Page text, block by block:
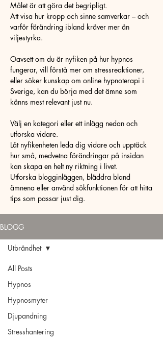
Målet är att göra det begripligt.
Att visa hur kropp och sinne samverkar – och
varför förändring ibland kräver mer än
viljestyrka.
Oavsett om du är nyfiken på hur hypnos
fungerar, vill förstå mer om stressreaktioner,
eller söker kunskap om online hypnoterapi i
Sverige, kan du börja med det ämne som
känns mest relevant just nu.
Välj en kategori eller ett inlägg nedan och
utforska vidare.
Låt nyfikenheten leda dig vidare och upptäck
hur små, medvetna förändringar på insidan
kan skapa en helt ny riktning i livet.
Utforska blogginläggen, bläddra bland
ämnena eller använd sökfunktionen för att hitta
tips som passar just dig.
BLOGG
All Posts
Hypnos
Hypnosmyter
Djupandning
Stresshantering
Utbrändhet